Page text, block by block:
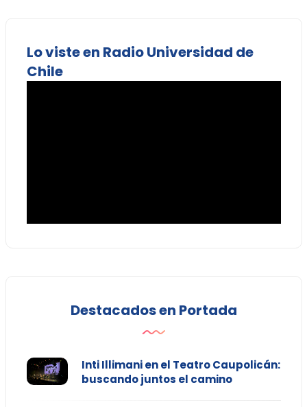
Lo viste en Radio Universidad de
Chile
Destacados en Portada
Inti Illimani en el Teatro Caupolicán:
buscando juntos el camino